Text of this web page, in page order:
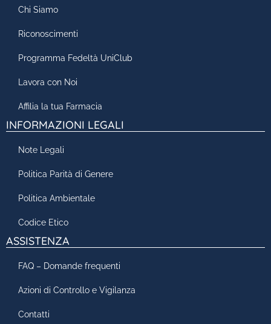
Chi Siamo
Riconoscimenti
Programma Fedeltà UniClub
Lavora con Noi
Affilia la tua Farmacia
INFORMAZIONI LEGALI
Note Legali
Politica Parità di Genere
Politica Ambientale
Codice Etico
ASSISTENZA
FAQ – Domande frequenti
Azioni di Controllo e Vigilanza
Contatti